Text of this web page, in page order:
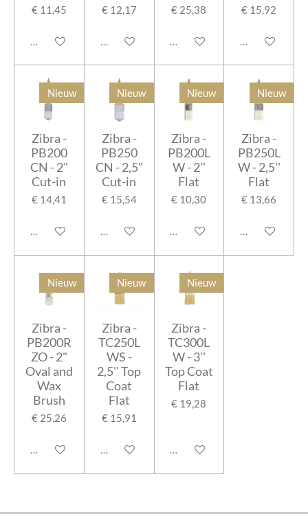
€ 11,45
In winkelwagen
€ 12,17
In winkelwagen
€ 25,38
Houd mij op de hoogte
€ 15,92
In
Nieuw
Zibra -
PB200
CN - 2"
Cut-in
€ 14,41
In winkelwagen
Nieuw
Zibra -
PB250
CN - 2,5"
Cut-in
€ 15,54
In winkelwagen
Nieuw
Zibra -
PB200L
W - 2’’
Flat
€ 10,30
In winkelwagen
Nieuw
Zibra -
PB250L
W - 2,5''
Flat
€ 13,66
In
Nieuw
Zibra -
PB200R
ZO - 2"
Oval and
Wax
Brush
€ 25,26
In winkelwagen
Nieuw
Zibra -
TC250L
WS -
2,5'' Top
Coat
Flat
€ 15,91
In winkelwagen
Nieuw
Zibra -
TC300L
W - 3''
Top Coat
Flat
€ 19,28
Houd mij op de hoogte